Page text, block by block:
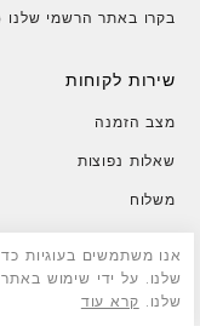
אנו משתמשים בעוגיות
שלנו. על ידי שימוש
שלנו.
קרא עוד
בקרו באתר הרשמי שלנו
שירות לקוחות
מצב הזמנה
שאלות נפוצות
משלוח
צור קשר